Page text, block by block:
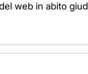
web in abito